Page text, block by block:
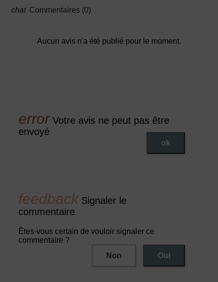
Commentaires (0)
Aucun avis n'a été publié pour le moment.
Votre avis ne peut pas être
envoyé
ok
Signaler le
commentaire
Êtes-vous certain de vouloir signaler ce
commentaire ?
Non
Oui